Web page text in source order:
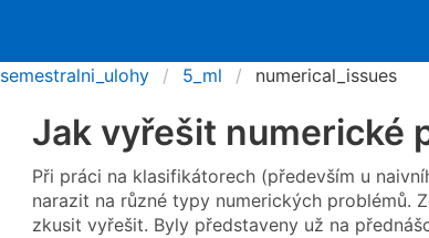
semestralni_ulohy 5_ml
numerical_issues
Jak vyřešit numerické
Při práci na klasifikátorech (především u
narazit na různé typy numerických problémů.
zkusit vyřešit. Byly představeny už na